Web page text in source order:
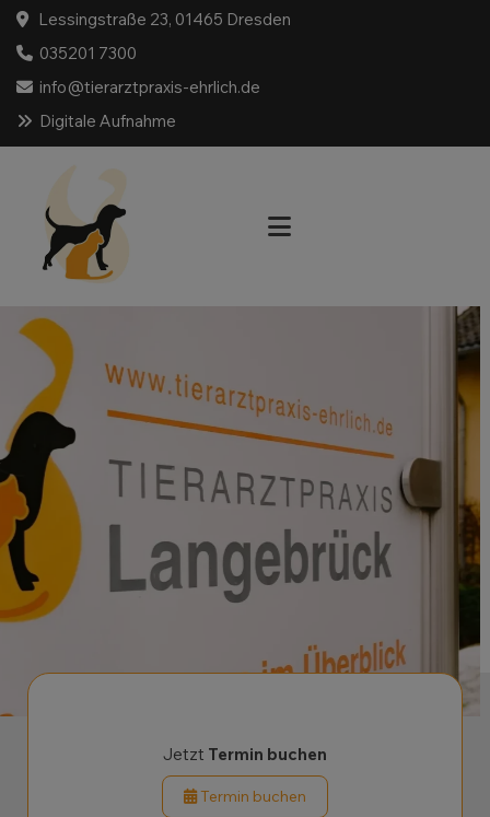
Lessingstraße 23, 01465 Dresden
035201 7300
info@tierarztpraxis-ehrlich.de
Digitale Aufnahme
Jetzt Termin buchen
Termin buchen